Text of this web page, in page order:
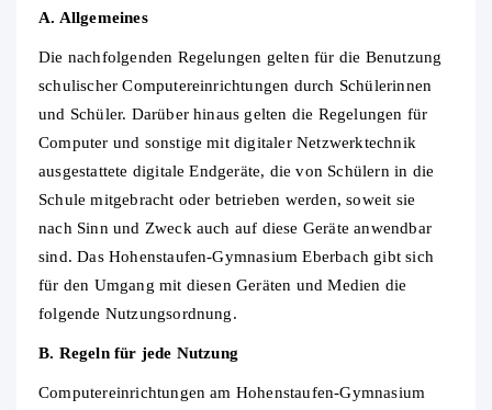
A. Allgemeines
Die nachfolgenden Regelungen gelten für die Benutzung
schulischer Computereinrichtungen durch Schülerinnen
und Schüler. Darüber hinaus gelten die Regelungen für
Computer und sonstige mit digitaler Netzwerktechnik
ausgestattete digitale Endgeräte, die von Schülern in die
Schule mitgebracht oder betrieben werden, soweit sie
nach Sinn und Zweck auch auf diese Geräte anwendbar
sind. Das Hohenstaufen-Gymnasium Eberbach gibt sich
für den Umgang mit diesen Geräten und Medien die
folgende Nutzungsordnung.
B. Regeln für jede Nutzung
Computereinrichtungen am Hohenstaufen-Gymnasium